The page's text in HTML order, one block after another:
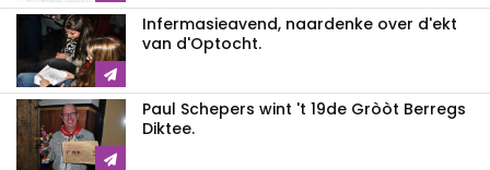
Infermasieavend, naardenke over d'ekt
van d'Optocht.
Paul Schepers wint 't 19de Gròòt Berregs
Diktee.